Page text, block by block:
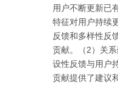
用户不断更新已
特征对用户持续
反馈和多样性反
贡献。（2）关
设性反馈与用户
贡献提供了建议